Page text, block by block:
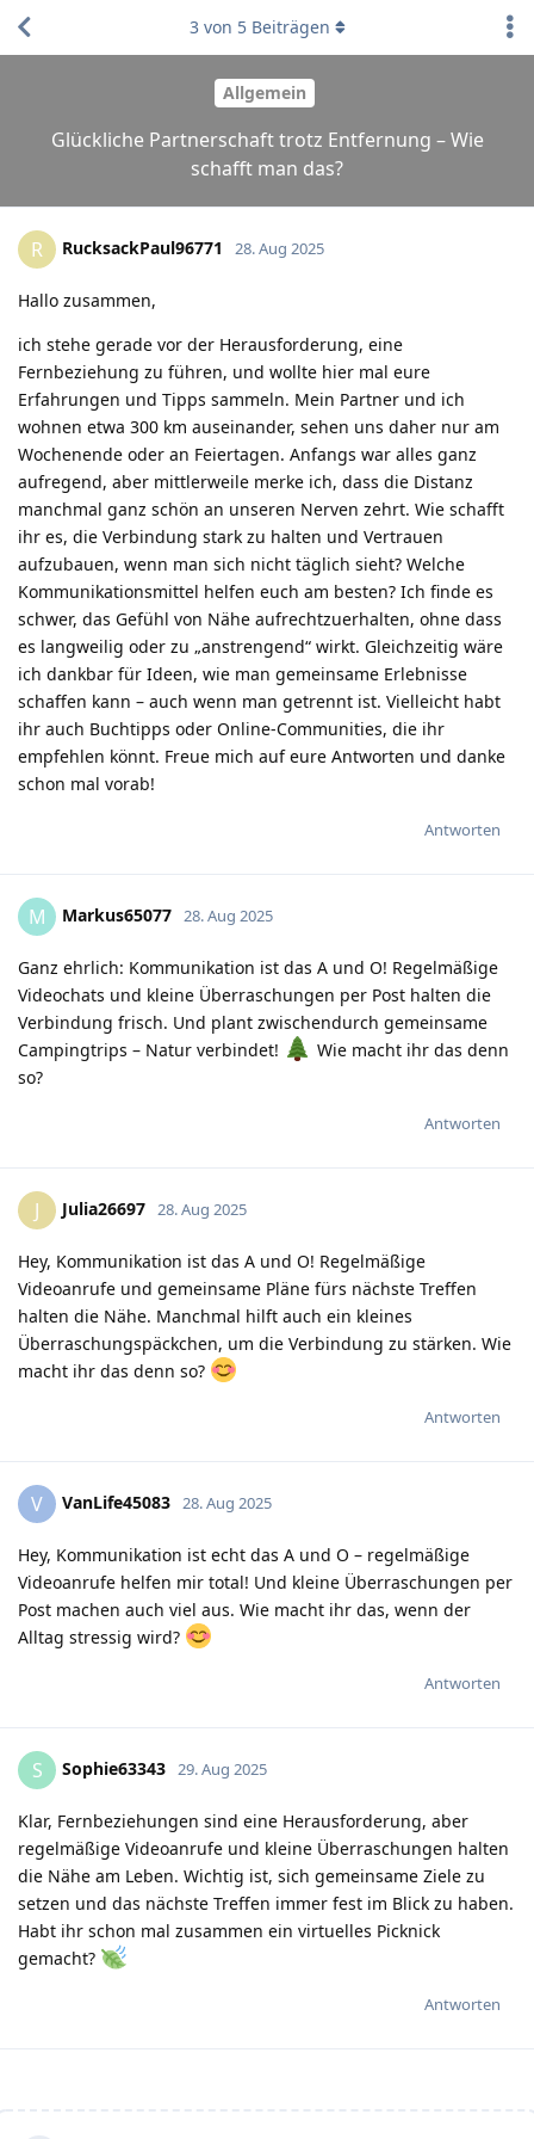
Allgemein
Glückliche Partnerschaft trotz Entfernung – Wie
schafft man das?
3 von 5Beiträgen
R RucksackPaul96771 28. Aug 2025
Hallo zusammen,
ich stehe gerade vor der Herausforderung, eine
Fernbeziehung zu führen, und wollte hier mal eure
Erfahrungen und Tipps sammeln. Mein Partner und ich
wohnen etwa 300 km auseinander, sehen uns daher nur am
Wochenende oder an Feiertagen. Anfangs war alles ganz
aufregend, aber mittlerweile merke ich, dass die Distanz
manchmal ganz schön an unseren Nerven zehrt. Wie schafft
ihr es, die Verbindung stark zu halten und Vertrauen
aufzubauen, wenn man sich nicht täglich sieht? Welche
Kommunikationsmittel helfen euch am besten? Ich finde es
schwer, das Gefühl von Nähe aufrechtzuerhalten, ohne dass
es langweilig oder zu „anstrengend“ wirkt. Gleichzeitig wäre
ich dankbar für Ideen, wie man gemeinsame Erlebnisse
schaffen kann – auch wenn man getrennt ist. Vielleicht habt
ihr auch Buchtipps oder Online-Communities, die ihr
empfehlen könnt. Freue mich auf eure Antworten und danke
schon mal vorab!
Antworten
M Markus65077 28. Aug 2025
Ganz ehrlich: Kommunikation ist das A und O! Regelmäßige
Videochats und kleine Überraschungen per Post halten die
Verbindung frisch. Und plant zwischendurch gemeinsame
Campingtrips – Natur verbindet!
Wie macht ihr das denn
so?
Antworten
J Julia26697 28. Aug 2025
Hey, Kommunikation ist das A und O! Regelmäßige
Videoanrufe und gemeinsame Pläne fürs nächste Treffen
halten die Nähe. Manchmal hilft auch ein kleines
Überraschungspäckchen, um die Verbindung zu stärken. Wie
macht ihr das denn so?
Antworten
V VanLife45083 28. Aug 2025
Hey, Kommunikation ist echt das A und O – regelmäßige
Videoanrufe helfen mir total! Und kleine Überraschungen per
Post machen auch viel aus. Wie macht ihr das, wenn der
Alltag stressig wird?
Antworten
S Sophie63343 29. Aug 2025
Klar, Fernbeziehungen sind eine Herausforderung, aber
regelmäßige Videoanrufe und kleine Überraschungen halten
die Nähe am Leben. Wichtig ist, sich gemeinsame Ziele zu
setzen und das nächste Treffen immer fest im Blick zu haben.
Habt ihr schon mal zusammen ein virtuelles Picknick
gemacht?
Antworten